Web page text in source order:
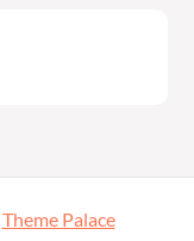
Theme Palace